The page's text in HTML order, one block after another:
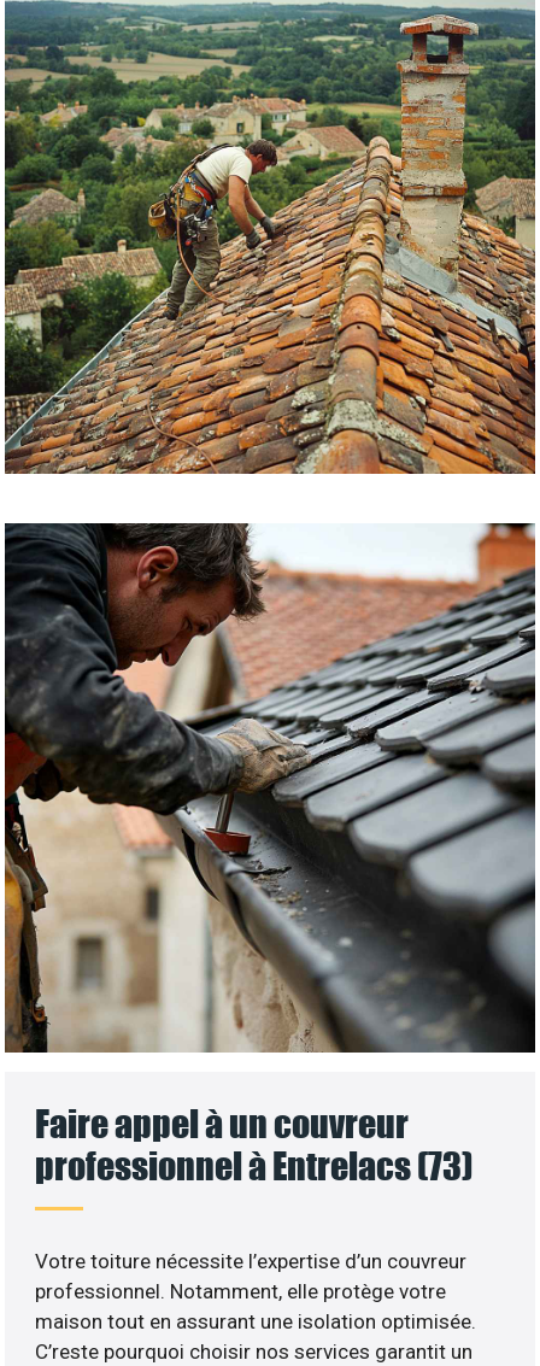
Faire appel à un couvreur
professionnel à Entrelacs (73)
Votre toiture nécessite l’expertise d’un couvreur
professionnel. Notamment, elle protège votre
maison tout en assurant une isolation optimisée.
C’reste pourquoi choisir nos services garantit un